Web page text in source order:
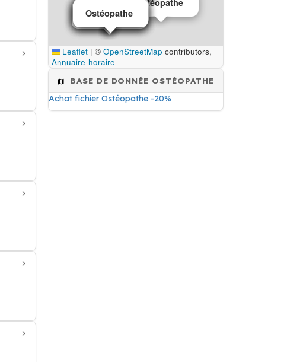
Ostéopathe
Ostéopathe
Ostéopathe
Ostéopathe
Ostéopathe
Ostéopathe
Leaflet | © OpenStreetMap contributors,
Annuaire-horaire
BASE DE DONNÉE OSTÉOPATHE
Achat fichier Ostéopathe -20%